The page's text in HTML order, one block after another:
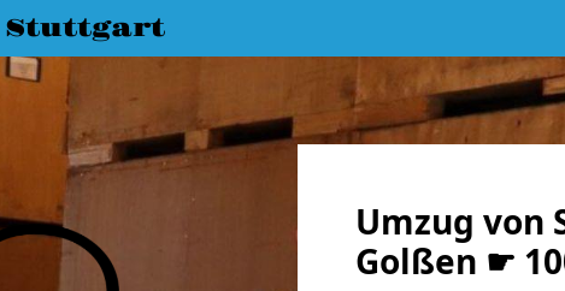
Stuttgart
Umzug von
Golßen ☛